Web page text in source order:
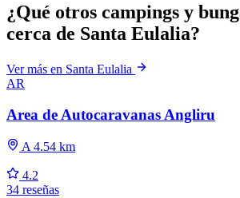
¿Qué otros campings y
cerca de Santa Eulalia?
Ver más en Santa Eulalia
AR
Area de Autocaravanas Angliru
A 4.54 km
4.2
34 reseñas